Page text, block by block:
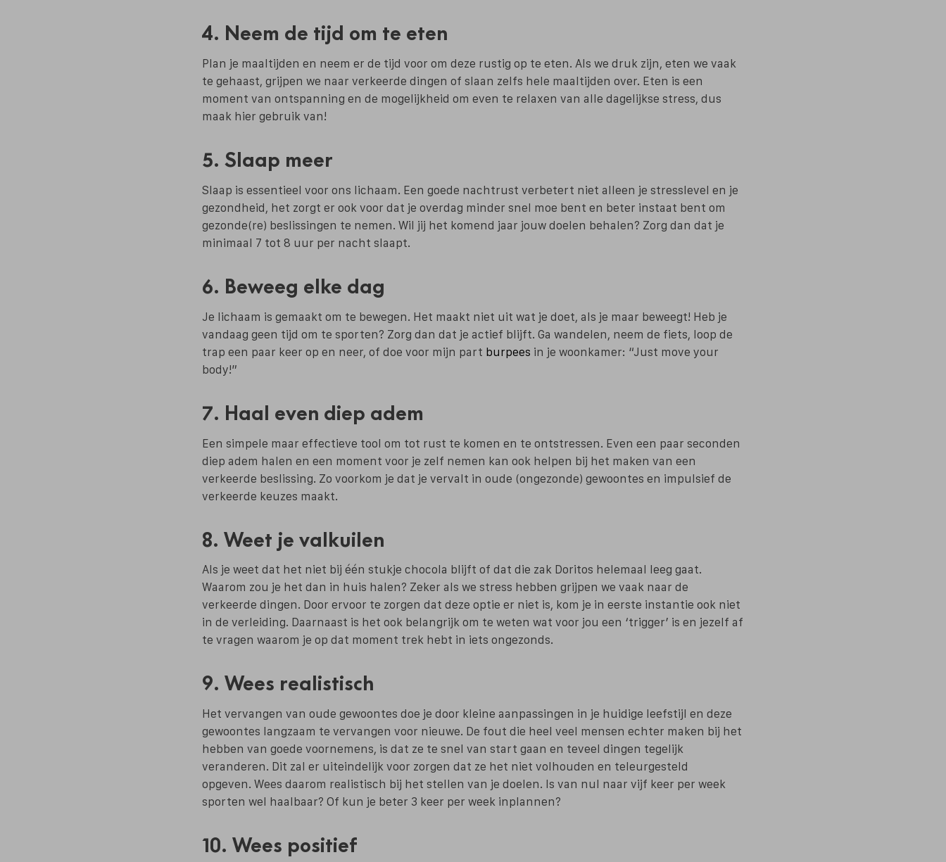
4. Neem de tijd om te eten
Plan je maaltijden en neem er de tijd voor om deze rustig op te eten. Als we druk zijn, eten we vaak
te gehaast, grijpen we naar verkeerde dingen of slaan zelfs hele maaltijden over. Eten is een
moment van ontspanning en de mogelijkheid om even te relaxen van alle dagelijkse stress, dus
maak hier gebruik van!
5. Slaap meer
Slaap is essentieel voor ons lichaam. Een goede nachtrust verbetert niet alleen je stresslevel en je
gezondheid, het zorgt er ook voor dat je overdag minder snel moe bent en beter instaat bent om
gezonde(re) beslissingen te nemen. Wil jij het komend jaar jouw doelen behalen? Zorg dan dat je
minimaal 7 tot 8 uur per nacht slaapt.
6. Beweeg elke dag
Je lichaam is gemaakt om te bewegen. Het maakt niet uit wat je doet, als je maar beweegt! Heb je
vandaag geen tijd om te sporten? Zorg dan dat je actief blijft. Ga wandelen, neem de fiets, loop de
trap een paar keer op en neer, of doe voor mijn part burpees in je woonkamer: “Just move your
body!”
7. Haal even diep adem
Een simpele maar effectieve tool om tot rust te komen en te ontstressen. Even een paar seconden
diep adem halen en een moment voor je zelf nemen kan ook helpen bij het maken van een
verkeerde beslissing. Zo voorkom je dat je vervalt in oude (ongezonde) gewoontes en impulsief de
verkeerde keuzes maakt.
8. Weet je valkuilen
Als je weet dat het niet bij één stukje chocola blijft of dat die zak Doritos helemaal leeg gaat.
Waarom zou je het dan in huis halen? Zeker als we stress hebben grijpen we vaak naar de
verkeerde dingen. Door ervoor te zorgen dat deze optie er niet is, kom je in eerste instantie ook niet
in de verleiding. Daarnaast is het ook belangrijk om te weten wat voor jou een ‘trigger’ is en jezelf af
te vragen waarom je op dat moment trek hebt in iets ongezonds.
9. Wees realistisch
Het vervangen van oude gewoontes doe je door kleine aanpassingen in je huidige leefstijl en deze
gewoontes langzaam te vervangen voor nieuwe. De fout die heel veel mensen echter maken bij het
hebben van goede voornemens, is dat ze te snel van start gaan en teveel dingen tegelijk
veranderen. Dit zal er uiteindelijk voor zorgen dat ze het niet volhouden en teleurgesteld
opgeven. Wees daarom realistisch bij het stellen van je doelen. Is van nul naar vijf keer per week
sporten wel haalbaar? Of kun je beter 3 keer per week inplannen?
10. Wees positief